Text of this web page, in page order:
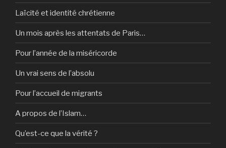
Laïcité et identité chrétienne
Un mois après les attentats de Paris…
Pour l’année de la miséricorde
Un vrai sens de l’absolu
Pour l’accueil de migrants
A propos de l’Islam…
Qu’est-ce que la vérité ?